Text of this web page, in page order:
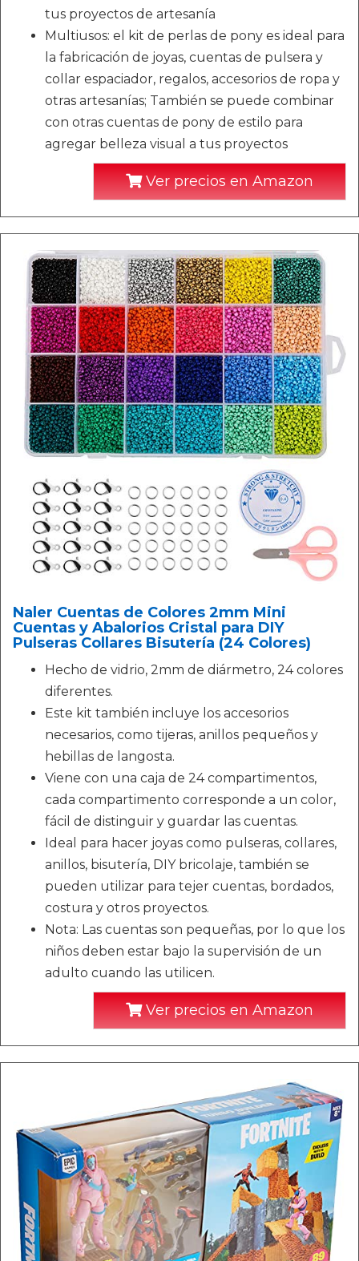
tus proyectos de artesanía
Multiusos: el kit de perlas de pony es ideal para
la fabricación de joyas, cuentas de pulsera y
collar espaciador, regalos, accesorios de ropa y
otras artesanías; También se puede combinar
con otras cuentas de pony de estilo para
agregar belleza visual a tus proyectos
Ver precios en Amazon
Naler Cuentas de Colores 2mm Mini
Cuentas y Abalorios Cristal para DIY
Pulseras Collares Bisutería (24 Colores)
Hecho de vidrio, 2mm de diármetro, 24 colores
diferentes.
Este kit también incluye los accesorios
necesarios, como tijeras, anillos pequeños y
hebillas de langosta.
Viene con una caja de 24 compartimentos,
cada compartimento corresponde a un color,
fácil de distinguir y guardar las cuentas.
Ideal para hacer joyas como pulseras, collares,
anillos, bisutería, DIY bricolaje, también se
pueden utilizar para tejer cuentas, bordados,
costura y otros proyectos.
Nota: Las cuentas son pequeñas, por lo que los
niños deben estar bajo la supervisión de un
adulto cuando las utilicen.
Ver precios en Amazon